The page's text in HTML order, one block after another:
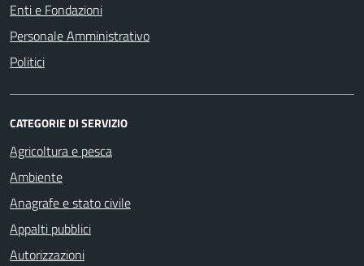
Enti e Fondazioni
Personale Amministrativo
Politici
CATEGORIE DI SERVIZIO
Agricoltura e pesca
Ambiente
Anagrafe e stato civile
Appalti pubblici
Autorizzazioni